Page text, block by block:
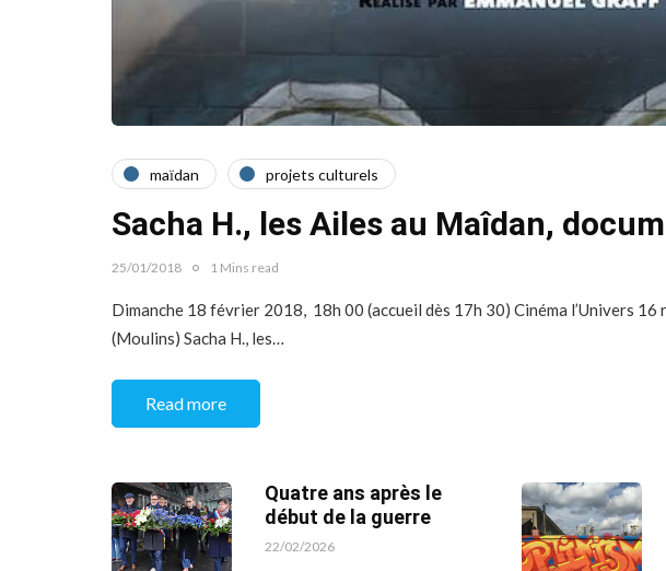
maїdan projets culturels
Sacha H., les Ailes au Maîdan,
25/01/2018 1 Mins read
Dimanche 18 février 2018, 18h 00 (accueil dès 17h 30) Cinéma l’Univers
(Moulins) Sacha H., les…
Read more
Quatre ans après le
début de la guerre
22/02/2026